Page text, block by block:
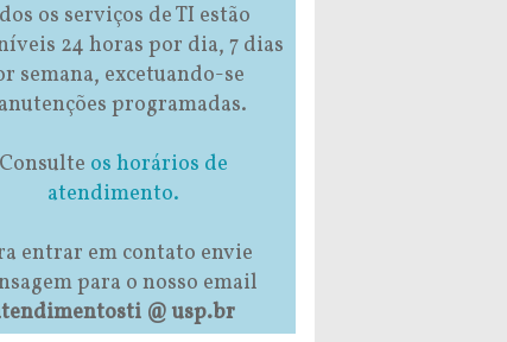
os serviços de TI estão
24 horas por dia, 7 dias
semana, excetuando-se
programadas.
Consulte os horários de
atendimento.
entrar em contato envie
para o nosso email
@ usp.br